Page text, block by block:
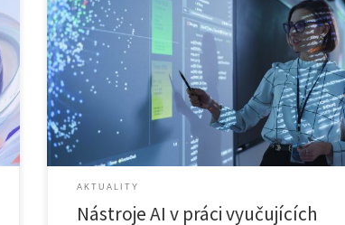
Vážené kolegyně, Vážení kolegové, dovolujeme si Vás
pozvat na Setkání akademických pracovníků UK, kteří
se aktivně zapojují do zavádění nástrojů AI do práce
akademických pracovníků, či kteří se o nástroje AI
zajímají. ⇒ Diskusí účastníky provedou Mgr. Josef
Šlerka, Ph.D. (FF UK); RNDr. Čestmír Štuka, MBA, Ph.D.
(1. LF UK), […]
AKTUALITY
Nástroje AI v práci vyučujících